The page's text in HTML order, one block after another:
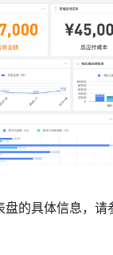
盘的具体信息，请